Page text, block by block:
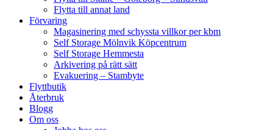
Flytta till annat land
Förvaring
Magasinering med schyssta villkor per kbm
Self Storage Mölnvik Köpcentrum
Self Storage Hemmesta
Arkivering på rätt sätt
Evakuering – Stambyte
Flyttbutik
Återbruk
Blogg
Om oss